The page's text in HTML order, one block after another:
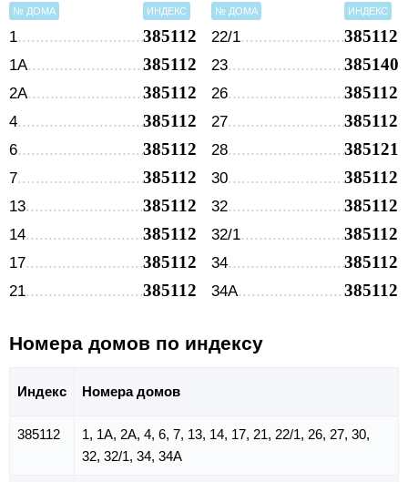
№ ДОМА ИНДЕКС
1 385112
1А 385112
2А 385112
4 385112
6 385112
7 385112
13 385112
14 385112
17 385112
21 385112
№ ДОМА ИНДЕКС
22/1 385112
23 385140
26 385112
27 385112
28 385121
30 385112
32 385112
32/1 385112
34 385112
34А 385112
Номера домов по индексу
Индекс Номера домов
385112
1, 1А, 2А, 4, 6, 7, 13, 14, 17, 21, 22/1, 26, 27, 30,
32, 32/1, 34, 34А